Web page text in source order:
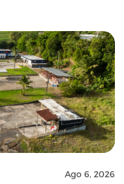
Ago 6, 2026